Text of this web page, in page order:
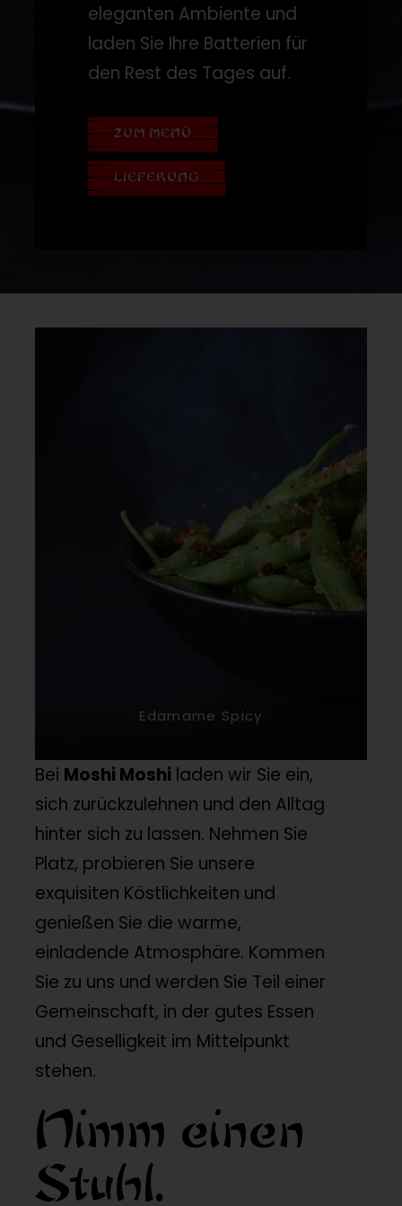
eleganten Ambiente und
laden Sie Ihre Batterien für
den Rest des Tages auf.
ZUM MENÜ
LIEFERUNG
Edamame Spicy
Bei Moshi Moshi laden wir Sie ein,
sich zurückzulehnen und den Alltag
hinter sich zu lassen. Nehmen Sie
Platz, probieren Sie unsere
exquisiten Köstlichkeiten und
genießen Sie die warme,
einladende Atmosphäre. Kommen
Sie zu uns und werden Sie Teil einer
Gemeinschaft, in der gutes Essen
und Geselligkeit im Mittelpunkt
stehen.
Nimm einen
Stuhl.